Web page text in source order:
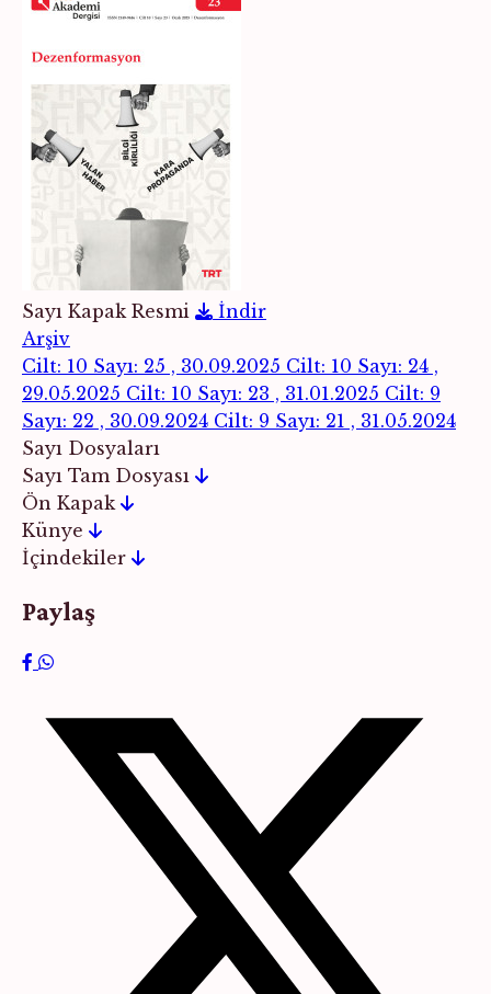
Sayı Kapak Resmi
İndir
Arşiv
Cilt: 10 Sayı: 25 , 30.09.2025 Cilt: 10 Sayı: 24 ,
29.05.2025 Cilt: 10 Sayı: 23 , 31.01.2025 Cilt: 9
Sayı: 22 , 30.09.2024 Cilt: 9 Sayı: 21 , 31.05.2024
Sayı Dosyaları
Sayı Tam Dosyası
Ön Kapak
Künye
İçindekiler
Paylaş